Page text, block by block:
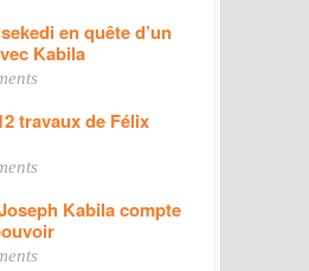
en quête d’un
Kabila
travaux de Félix
Kabila compte